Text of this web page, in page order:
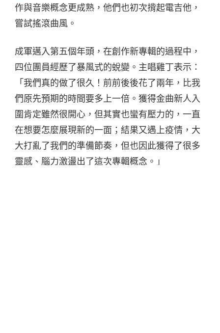
作與音樂概念更成熟，他們也初次揹起電吉他，
嘗試搖滾曲風。
成軍邁入第五個年頭，在創作新專輯的過程中，
四位團員經歷了暴風式的蛻變。主唱雞丁表示：
「我們真的做了很久！前前後後花了兩年，比我
們原先預期的時間要多上一倍。獲得金曲新人入
圍肯定雖然很開心，但其實也蠻有壓力的，一直
在想要怎麼展現新的一面；結果又遇上疫情，大
大打亂了我們的準備節奏，但也因此獲得了很多
靈感、腦力激盪出了這次專輯概念。」